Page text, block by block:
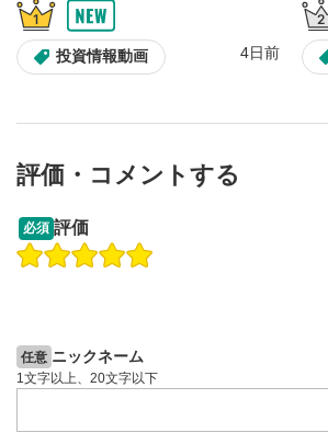
投資情報動画 4日前
操作説明動画
評価・コメントする
必須 評価
任意 ニックネーム
1文字以上、20文字以下